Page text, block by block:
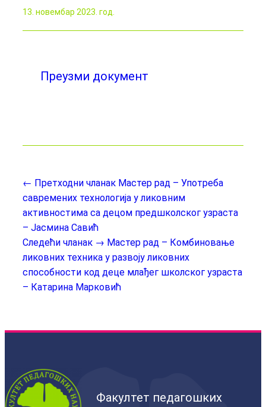
13. новембар 2023. год.
Преузми документ
← Претходни чланак Мастер рад – Употреба
савремених технологија у ликовним
активностима са децом предшколског узраста
– Јасмина Савић
Следећи чланак → Мастер рад – Комбиновање
ликовних техника у развоју ликовних
способности код деце млађег школског узраста
– Катарина Марковић
Факултет педагошких